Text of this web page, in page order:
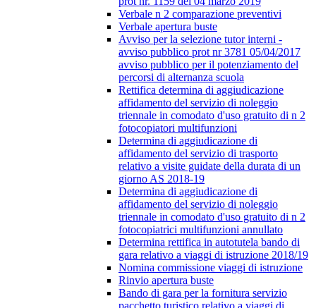
Verbale n 2 comparazione preventivi
Verbale apertura buste
Avviso per la selezione tutor interni -
avviso pubblico prot nr 3781 05/04/2017
avviso pubblico per il potenziamento del
percorsi di alternanza scuola
Rettifica determina di aggiudicazione
affidamento del servizio di noleggio
triennale in comodato d'uso gratuito di n 2
fotocopiatori multifunzioni
Determina di aggiudicazione di
affidamento del servizio di trasporto
relativo a visite guidate della durata di un
giorno AS 2018-19
Determina di aggiudicazione di
affidamento del servizio di noleggio
triennale in comodato d'uso gratuito di n 2
fotocopiatrici multifunzioni annullato
Determina rettifica in autotutela bando di
gara relativo a viaggi di istruzione 2018/19
Nomina commissione viaggi di istruzione
Rinvio apertura buste
Bando di gara per la fornitura servizio